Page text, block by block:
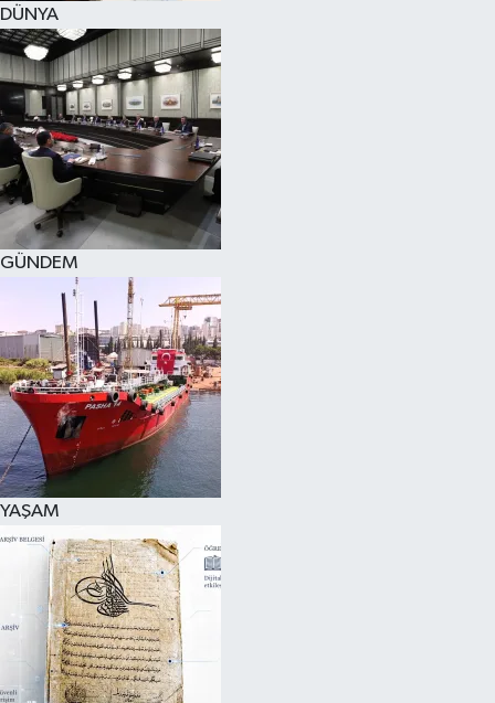
DÜNYA
GÜNDEM
YAŞAM
SPOR
KÜLTÜR SANAT
FRAGMANLAR